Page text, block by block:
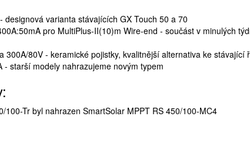
designová varianta stávajících GX Touch 50 a 70
pro MultiPlus-II(10)m Wire-end - součást v minulých
300A/80V - keramické pojistky, kvalitnější alternativa ke
- starší modely nahrazujeme novým typem
100-Tr byl nahrazen SmartSolar MPPT RS 450/100-MC4